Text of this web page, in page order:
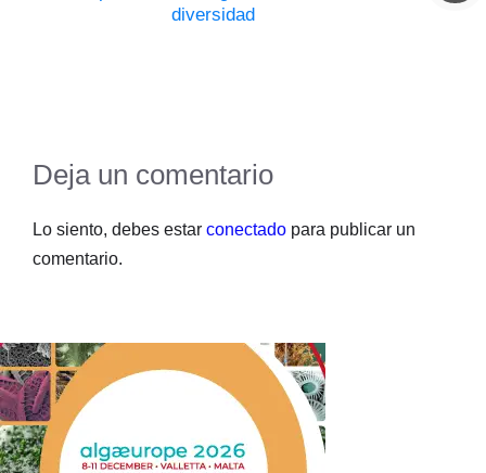
diversidad
Deja un comentario
Lo siento, debes estar conectado para publicar un
comentario.